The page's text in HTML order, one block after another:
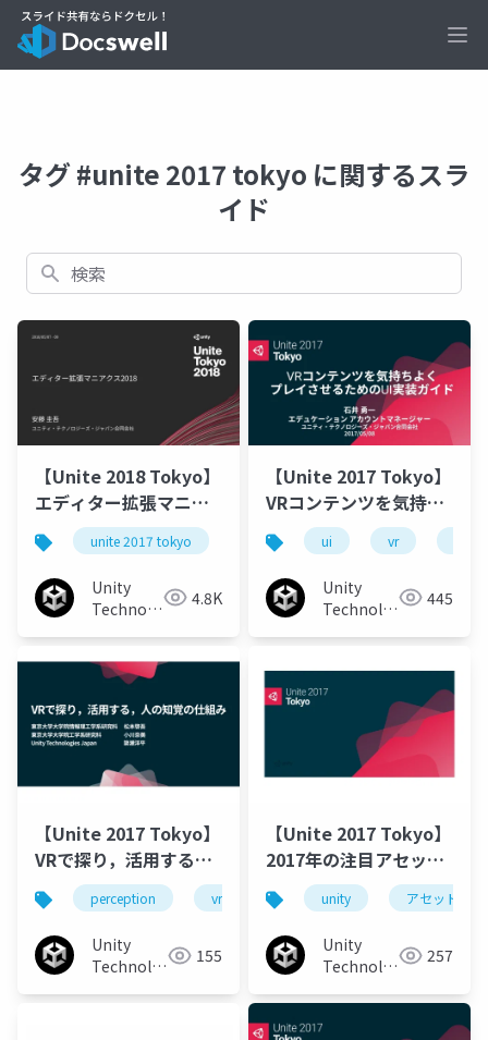
タグ #unite 2017 tokyo に関するスラ
イド
検索
【Unite 2018 Tokyo】
エディター拡張マニア
クス2018unite 2017 tokyo unite tokyo 2018 unitetokyo
Unity
Technologies 4.8K
【Unite 2017 Tokyo】
VRコンテンツを気持ち
よくプレイさせるため
のUI実装ガイド
ui vr
Unity
Technologies 445
【Unite 2017 Tokyo】
VRで探り，活用する，
人の知覚の仕組み
perception vr unity unity3d
Unity
Technologies 155
【Unite 2017 Tokyo】
2017年の注目アセット
100連発unity アセット
Unity
Technologies 257